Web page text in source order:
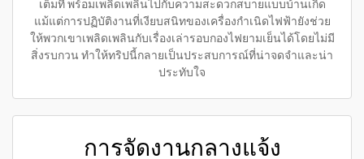
เต็มที่ พร้อมเพลิดเพลินไปกับความสะดวกสบายแบบบ้านเกิด
แม้แต่การปฏิบัติงานที่เงียบสนิทของเครื่องกำเนิดไฟฟ้ายังช่วย
ให้พวกเขาเพลิดเพลินกับเรื่องเล่ารอบกองไฟยามเย็นได้โดยไม่มี
สิ่งรบกวน ทำให้ทริปนี้กลายเป็นประสบการณ์ที่น่าจดจำและน่า
ประทับใจ
การจัดงานกลางแจ้ง